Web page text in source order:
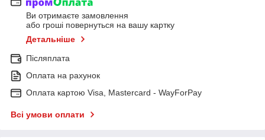
Ви отримаєте замовлення
або гроші повернуться на вашу картку
Детальніше
Післяплата
Оплата на рахунок
Оплата картою Visa, Mastercard - WayForPay
Всі умови оплати